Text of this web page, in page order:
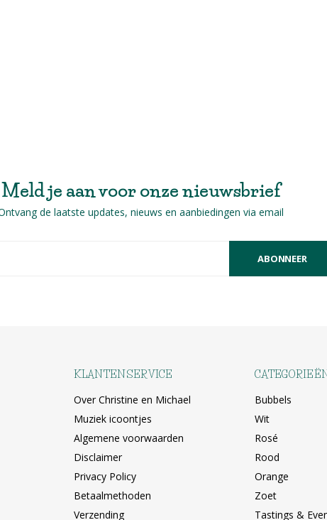
Meld je aan voor onze nieuwsbrief
de laatste updates, nieuws en aanbiedingen via email
ABONNEER
KLANTENSERVICE
Over Christine en Michael
Muziek icoontjes
Algemene voorwaarden
Disclaimer
Privacy Policy
Betaalmethoden
Verzending
Bubbels
Wit
Rosé
Rood
Orange
Zoet
Tastings &